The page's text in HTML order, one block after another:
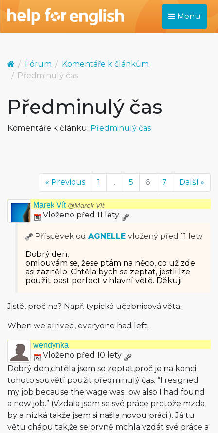
Menu
Fórum
Komentáře k článkům
Předminulý čas
Předminulý čas
Komentáře k článku: Předminulý čas
« Previous 1 ... 5 6 7 Další »
Marek Vít @Marek Vít
Vloženo před 11 lety
Příspěvek od AGNELLE vložený před 11 lety
Dobrý den,
omlouvám se, žese ptám na něco, co už zde
asi zaznělo. Chtěla bych se zeptat, jestli lze
použít past perfect v hlavní větě. Děkuji
Jistě, proč ne? Např. typická učebnicová věta:
When we arrived, everyone had left.
wendynka
Vloženo před 10 lety
Dobrý den,chtěla jsem se zeptat,proč je na konci
tohoto souvětí použit předminulý čas: “I resigned
my job because the wage was low also I had found
a new job.” (Vzdala jsem se své práce protože mzda
byla nízká takže jsem si našla novou práci.). Já tu
větu chápu tak,že se prvně mohla vzdát své práce a